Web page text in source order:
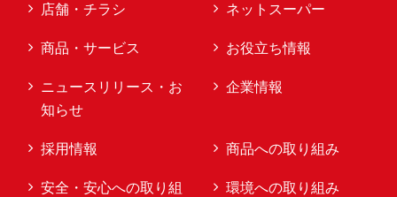
店舗・チラシ ネットスーパー
商品・サービス お役立ち情報
ニュースリリース・お
知らせ
企業情報
採用情報 商品への取り組み
安全・安心への取り組
環境への取り組み